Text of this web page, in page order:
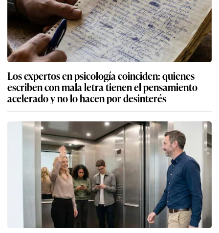
Los expertos en psicología coinciden: quienes
escriben con mala letra tienen el pensamiento
acelerado y no lo hacen por desinterés